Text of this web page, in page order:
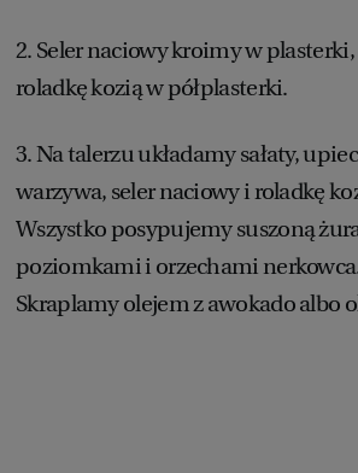
2. Seler naciowy kroimy w plasterki,
roladkę kozią w półplasterki.
3. Na talerzu układamy sałaty,
warzywa, seler naciowy i roladkę
Wszystko posypujemy suszoną
poziomkami i orzechami
Skraplamy olejem z awokado albo